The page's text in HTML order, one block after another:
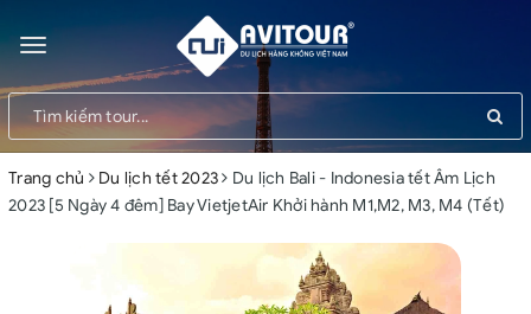
Toggle
navigation
Trang chủ Du lịch tết 2023
Du lịch Bali - Indonesia tết Âm Lịch
2023 [5 Ngày 4 đêm] Bay VietjetAir Khởi hành M1,M2, M3, M4 (Tết)